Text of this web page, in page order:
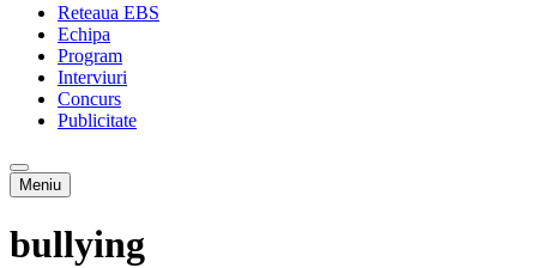
Reteaua EBS
Echipa
Program
Interviuri
Concurs
Publicitate
Meniu
bullying